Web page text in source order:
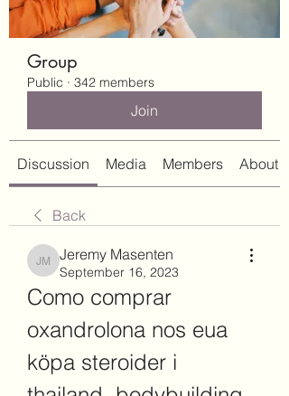
Group
Public · 342 members
Join
Discussion Media Members About
Back
Jeremy Masenten
Jeremy Masenten
September 16, 2023
Como comprar
oxandrolona nos eua
köpa steroider i